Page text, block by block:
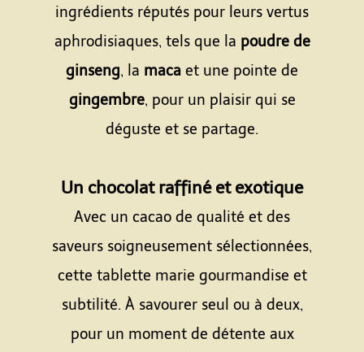
ingrédients réputés pour leurs vertus
aphrodisiaques, tels que la poudre de
ginseng, la maca et une pointe de
gingembre, pour un plaisir qui se
déguste et se partage.
Un chocolat raffiné et exotique
Avec un cacao de qualité et des
saveurs soigneusement sélectionnées,
cette tablette marie gourmandise et
subtilité. À savourer seul ou à deux,
pour un moment de détente aux